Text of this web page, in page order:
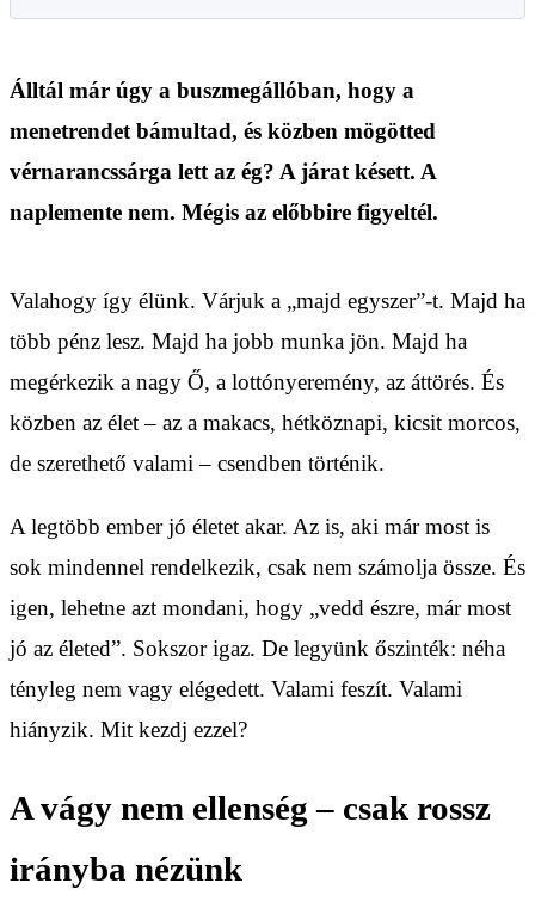
Álltál már úgy a buszmegállóban, hogy a
menetrendet bámultad, és közben mögötted
vérnarancssárga lett az ég? A járat késett. A
naplemente nem. Mégis az előbbire figyeltél.
Valahogy így élünk. Várjuk a „majd egyszer”-t. Majd ha
több pénz lesz. Majd ha jobb munka jön. Majd ha
megérkezik a nagy Ő, a lottónyeremény, az áttörés. És
közben az élet – az a makacs, hétköznapi, kicsit morcos,
de szerethető valami – csendben történik.
A legtöbb ember jó életet akar. Az is, aki már most is
sok mindennel rendelkezik, csak nem számolja össze. És
igen, lehetne azt mondani, hogy „vedd észre, már most
jó az életed”. Sokszor igaz. De legyünk őszinték: néha
tényleg nem vagy elégedett. Valami feszít. Valami
hiányzik. Mit kezdj ezzel?
A vágy nem ellenség – csak rossz
irányba nézünk